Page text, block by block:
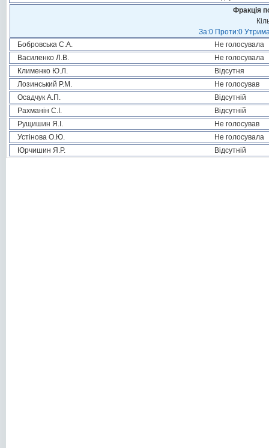
Фракція
За:0 Проти:0
Бобровська С.А.
Не голосувала
Василенко Л.В.
Не голосувала
Клименко Ю.Л.
Відсутня
Лозинський Р.М.
Не голосував
Осадчук А.П.
Відсутній
Рахманін С.І.
Відсутній
Рущишин Я.І.
Не голосував
Устінова О.Ю.
Не голосувала
Юрчишин Я.Р.
Відсутній